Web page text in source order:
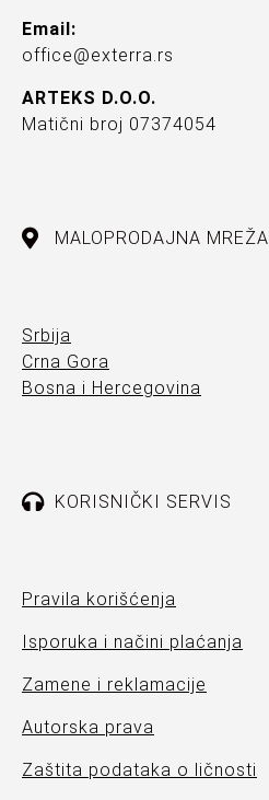
Email:
office@exterra.rs
ARTEKS D.O.O.
Matični broj 07374054
MALOPRODAJNA MREŽA
Srbija
Crna Gora
Bosna i Hercegovina
KORISNIČKI SERVIS
Pravila korišćenja
Isporuka i načini plaćanja
Zamene i reklamacije
Autorska prava
Zaštita podataka o ličnosti